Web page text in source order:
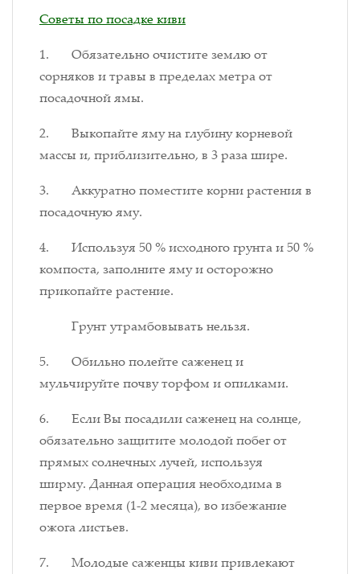
Советы по посадке киви
1. Обязательно очистите землю от
сорняков и травы в пределах метра от
посадочной ямы.
2. Выкопайте яму на глубину корневой
массы и, приблизительно, в 3 раза шире.
3. Аккуратно поместите корни растения в
посадочную яму.
4. Используя 50 % исходного грунта и 50 %
компоста, заполните яму и осторожно
прикопайте растение.
Грунт утрамбовывать нельзя.
5. Обильно полейте саженец и
мульчируйте почву торфом и опилками.
6. Если Вы посадили саженец на солнце,
обязательно защитите молодой побег от
прямых солнечных лучей, используя
ширму. Данная операция необходима в
первое время (1-2 месяца), во избежание
ожога листьев.
7. Молодые саженцы киви привлекают